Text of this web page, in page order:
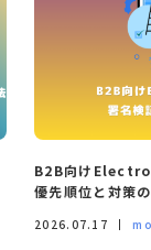
B2B向け
優先順位と対策
2026.07.17